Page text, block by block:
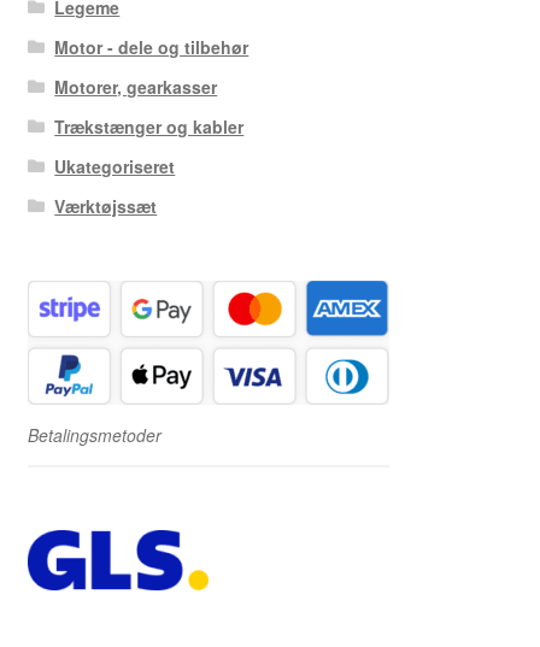
Legeme
Motor - dele og tilbehør
Motorer, gearkasser
Trækstænger og kabler
Ukategoriseret
Værktøjssæt
Betalingsmetoder